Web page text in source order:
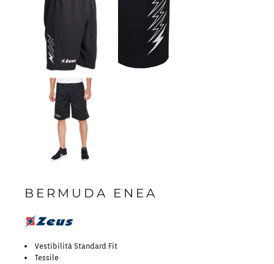
BERMUDA ENEA
Vestibilità Standard Fit
Tessile